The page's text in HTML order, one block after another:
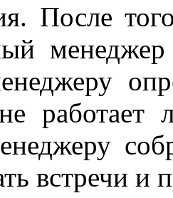
После
встречи и